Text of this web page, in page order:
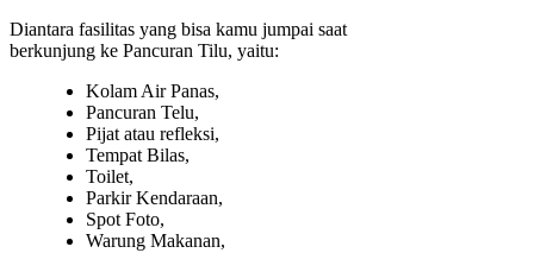
Diantara fasilitas yang bisa kamu jumpai saat
berkunjung ke Pancuran Tilu, yaitu:
Kolam Air Panas,
Pancuran Telu,
Pijat atau refleksi,
Tempat Bilas,
Toilet,
Parkir Kendaraan,
Spot Foto,
Warung Makanan,